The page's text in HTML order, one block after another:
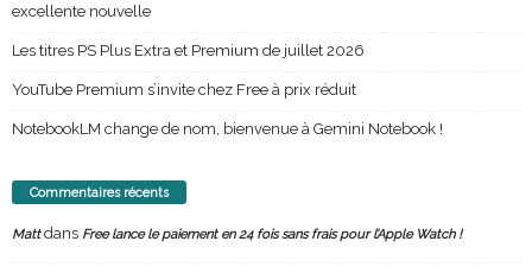
excellente nouvelle
Les titres PS Plus Extra et Premium de juillet 2026
YouTube Premium s’invite chez Free à prix réduit
NotebookLM change de nom, bienvenue à Gemini Notebook !
Commentaires récents
Mattdans Free lance le paiement en 24 fois sans frais pour l’Apple Watch !